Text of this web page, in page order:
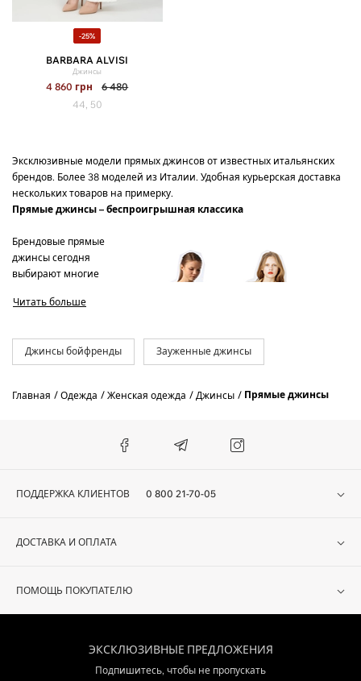
-25%
BARBARA ALVISI
Джинсы
4 860 грн
6 480
44, 50
Эксклюзивные модели прямых джинсов от известных итальянских
брендов. Более 38 моделей из Италии. Удобная курьерская доставка
нескольких товаров на примерку.
Прямые джинсы – беспроигрышная классика
Брендовые прямые
джинсы сегодня
выбирают многие
ведь это
вариант. С чем же
сочетать эти
сохраняйте в
свитерами, футболками, кэжуальными кофточками и
Если джинсы прямые, но не слишком широкие, штанины
можно закатить. Так они будут смотреться стильно, как с
только оригинальные модели. Вы определенно оцените
Читать больше
Джинсы бойфренды Зауженные джинсы
Главная Одежда Женская одежда Джинсы Прямые джинсы
ПОДДЕРЖКА КЛИЕНТОВ 0 800 21-70-05
ДОСТАВКА И ОПЛАТА
ПОМОЩЬ ПОКУПАТЕЛЮ
ЭКСКЛЮЗИВНЫЕ ПРЕДЛОЖЕНИЯ
Подпишитесь, чтобы не пропускать